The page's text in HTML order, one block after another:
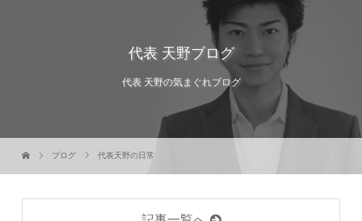
代表 天野ブログ
代表 天野の気まぐれブログ
ブログ 代表天野の日常